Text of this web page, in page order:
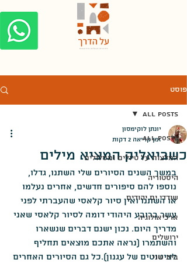
פוסט
All Posts
המלצות על טיולים ומסלולים
היסטוריה
שודדי ים יהודים
ארכיאולוגיה
ירושלים
בית שני
All Posts
כשביאליק המציא מילים
יונתן לוקימסון
זמן קריאה 2 דקות
במשך השנים הסיורים שלי השתנו, גדלו,
נוספו להם סיפורים חדשים, אחרים נעלמו
או השתנו ואין סיור קלאסי שהעברתי לפני
עשר ברובע היהודי דומה לסיור קלאסי שאני
מדריך היום. נכון ישנם דברים שנשארו
והשתמרו (נראה אתכם מוצאים תחליף
לציטוטים של עגנון).כל גם הסיורים האחרים